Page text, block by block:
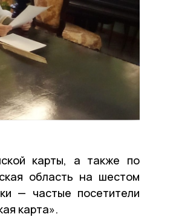
карты, а также по
область на шестом
— частые посетители
карта».